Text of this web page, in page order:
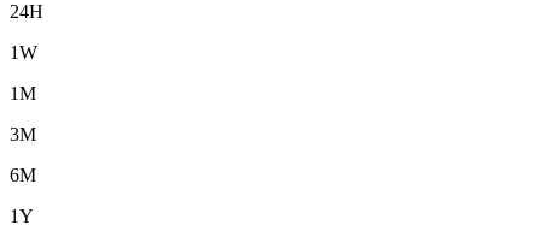
24H
1W
1M
3M
6M
1Y